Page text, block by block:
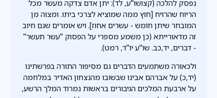
נפסק להלכה (קצושו"ע, לד): יתן אדם צדקה מעשר מכל
הריוח שהרויח [חוץ ממה שמוציא לצרכי ביתו. ומצוה מן
המובחר שיתן חוֹמש - עשרים אחוז]. ויש אומרים שגם חיוב
זה מדאורייתא (כן משמע מספרי על הפסוק "עשר תעשר"
- דברים, יד,כב. שו"ע יו"ד, רמט).
ולכאורה משתמעים הדברים גם מסיפור התורה בפרשתינו
(יד,כ) על אברהם אבינו שבשובו מהנצחון האדיר במלחמה
על ארבעת המלכים הגיבורים בראשות נמרוד המלך הרשע,